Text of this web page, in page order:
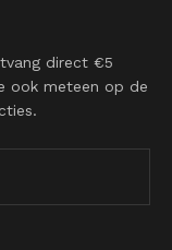
direct €5
ook meteen op de